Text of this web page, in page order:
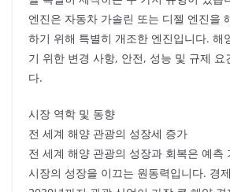
엔진은 자동차 가솔린 또는 디젤 엔진을
하기 위해 특별히 개조한 엔진입니다. 해
기 위한 변경 사항, 안전, 성능 및 규제 요
다.
시장 역학 및 동향
전 세계 해양 관광의 성장세 증가
전 세계 해양 관광의 성장과 회복은 예측
시장의 성장을 이끄는 원동력입니다. 경